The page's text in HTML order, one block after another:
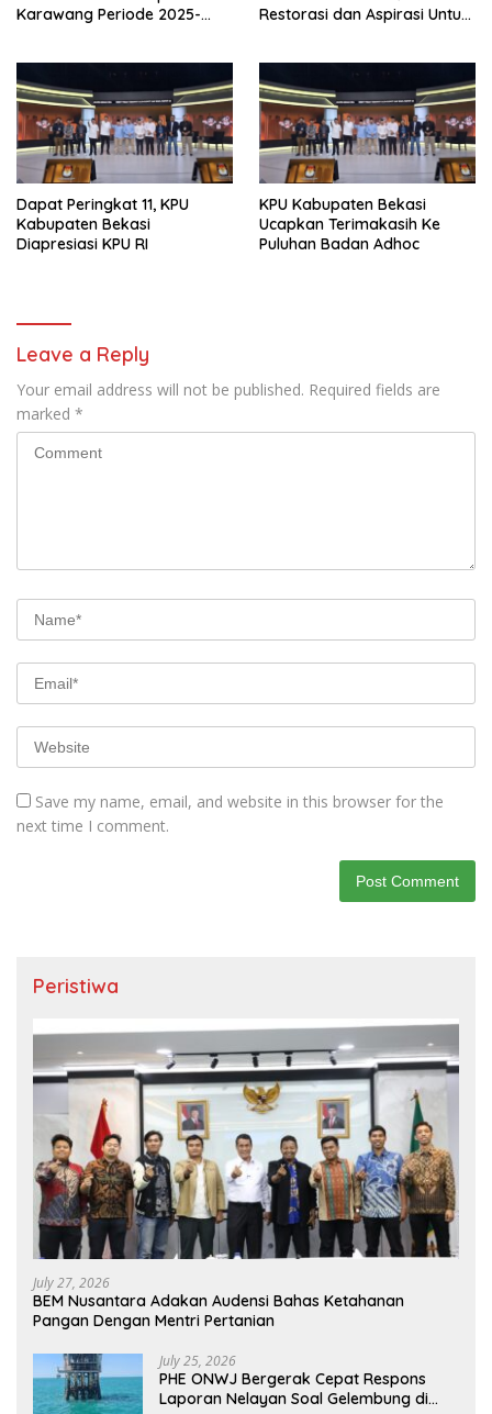
Karawang Periode 2025-
Restorasi dan Aspirasi Untuk
Dapat Peringkat 11, KPU
Kabupaten Bekasi
Diapresiasi KPU RI
KPU Kabupaten Bekasi
Ucapkan Terimakasih Ke
Puluhan Badan Adhoc
Leave a Reply
Your email address will not be published. Required fields are
marked *
Save my name, email, and website in this browser for the
next time I comment.
Peristiwa
July 27, 2026
BEM Nusantara Adakan Audensi Bahas Ketahanan
Pangan Dengan Mentri Pertanian
July 25, 2026
PHE ONWJ Bergerak Cepat Respons
Laporan Nelayan Soal Gelembung di